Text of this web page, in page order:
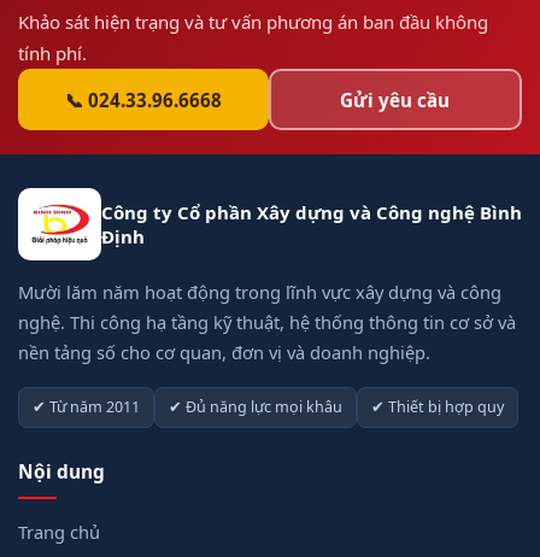
Khảo sát hiện trạng và tư vấn phương án ban đầu không
tính phí.
📞 024.33.96.6668
Gửi yêu cầu
Công ty Cổ phần Xây dựng và Công nghệ Bình
Định
Mười lăm năm hoạt động trong lĩnh vực xây dựng và công
nghệ. Thi công hạ tầng kỹ thuật, hệ thống thông tin cơ sở và
nền tảng số cho cơ quan, đơn vị và doanh nghiệp.
✔ Từ năm 2011 ✔ Đủ năng lực mọi khâu ✔ Thiết bị hợp quy
Nội dung
Trang chủ